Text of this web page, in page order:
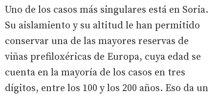
Uno de los casos más singulares está en Soria.
Su aislamiento y su altitud le han permitido
conservar una de las mayores reservas de
viñas prefiloxéricas de Europa, cuya edad se
cuenta en la mayoría de los casos en tres
dígitos, entre los 100 y los 200 años. Eso da un